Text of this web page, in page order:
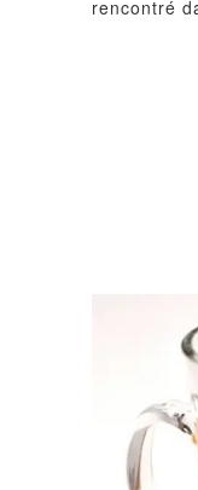
rencontré